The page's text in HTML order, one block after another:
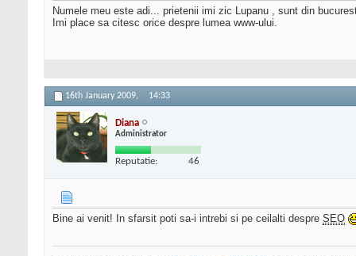
Numele meu este adi... prietenii imi zic Lupanu , sunt din
Imi place sa citesc orice despre lumea www-ului.
16th January 2009, 14:33
Diana
Administrator
Reputatie: 46
Bine ai venit! In sfarsit poti sa-i intrebi si pe ceilalti despre SEO